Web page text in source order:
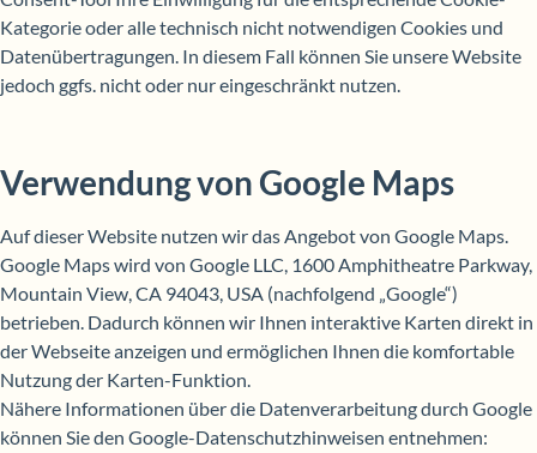
Kategorie oder alle technisch nicht notwendigen Cookies und
Datenübertragungen. In diesem Fall können Sie unsere Website
jedoch ggfs. nicht oder nur eingeschränkt nutzen.
Verwendung von Google Maps
Auf dieser Website nutzen wir das Angebot von Google Maps.
Google Maps wird von Google LLC, 1600 Amphitheatre Parkway,
Mountain View, CA 94043, USA (nachfolgend „Google“)
betrieben. Dadurch können wir Ihnen interaktive Karten direkt in
der Webseite anzeigen und ermöglichen Ihnen die komfortable
Nutzung der Karten-Funktion.
Nähere Informationen über die Datenverarbeitung durch Google
können Sie den Google-Datenschutzhinweisen entnehmen: